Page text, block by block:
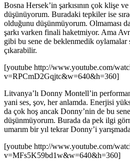
Bosna Hersek’in şarkısının çok klişe ve
düşünüyorum. Buradaki tepkiler ise
olduğunu düşünmüyorum. Olmaması
şarkı varken finali haketmiyor. Ama
gibi bu sene de beklenmedik oylamalar
çıkarabilir.
[youtube http://www.youtube.com/
v=RPCmD2Gqjtc&w=640&h=360]
Litvanya’lı Donny Montell’in
yani ses, şov, her anlamda. Enerjisi
da çok hoş ancak Donny’nin de bu
düşünmüyorum. Burada da pek ilgi
umarım bir yıl tekrar Donny’i
[youtube http://www.youtube.com/
v=MFs5K59bd1w&w=640&h=360]